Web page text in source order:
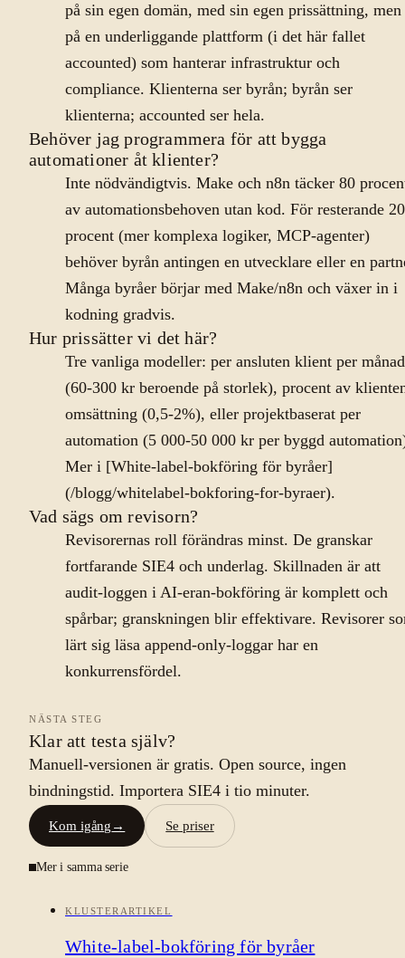
på sin egen domän, med sin egen prissättning, men
på en underliggande plattform (i det här fallet
accounted) som hanterar infrastruktur och
compliance. Klienterna ser byrån; byrån ser
klienterna; accounted ser hela.
Behöver jag programmera för att bygga
automationer åt klienter?
Inte nödvändigtvis. Make och n8n täcker 80
av automationsbehoven utan kod. För resterande 20
procent (mer komplexa logiker, MCP-agenter)
behöver byrån antingen en utvecklare eller en
Många byråer börjar med Make/n8n och växer in i
kodning gradvis.
Hur prissätter vi det här?
Tre vanliga modeller: per ansluten klient per månad
(60-300 kr beroende på storlek), procent av
omsättning (0,5-2%), eller projektbaserat per
automation (5 000-50 000 kr per byggd
Mer i [White-label-bokföring för byråer]
(/blogg/whitelabel-bokforing-for-byraer).
Vad sägs om revisorn?
Revisorernas roll förändras minst. De granskar
fortfarande SIE4 och underlag. Skillnaden är att
audit-loggen i AI-eran-bokföring är komplett och
spårbar; granskningen blir effektivare. Revisorer
lärt sig läsa append-only-loggar har en
konkurrensfördel.
NÄSTA STEG
Klar att testa själv?
Manuell-versionen är gratis. Open source, ingen
bindningstid. Importera SIE4 i tio minuter.
Kom igång → Se priser
Mer i samma serie
KLUSTERARTIKEL
White-label-bokföring för byråer